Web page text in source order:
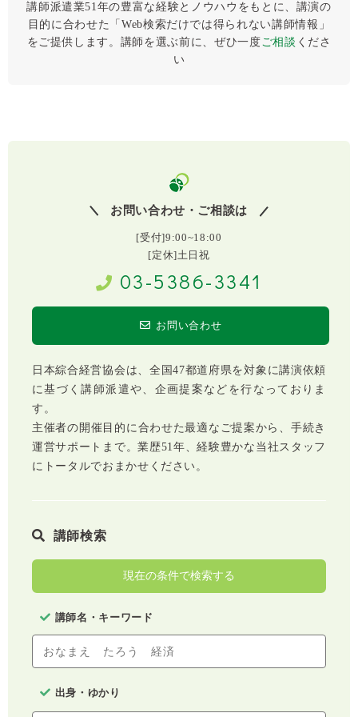
講師派遣業51年の豊富な経験とノウハウをもとに、講演の
目的に合わせた「Web検索だけでは得られない講師情報」
をご提供します。講師を選ぶ前に、ぜひ⼀度 ご相談 くださ
い
お問い合わせ・ご相談は
[受付]9:00~18:00
[定休]土日祝
03-5386-3341
お問い合わせ
日本綜合経営協会は、全国47都道府県を対象に講演依頼
に基づく講師派遣や、企画提案などを行なっておりま
す。
主催者の開催目的に合わせた最適なご提案から、手続き
運営サポートまで。業歴51年、経験豊かな当社スタッフ
にトータルでおまかせください。
講師検索
現在の条件で検索する
講師名・キーワード
出身・ゆかり